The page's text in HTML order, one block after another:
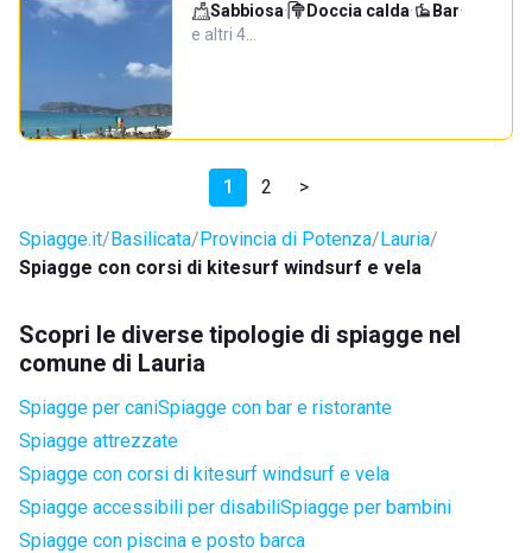
Sabbiosa· Doccia calda· Bar·
e altri 4…
1 2 >
Spiagge.it Basilicata Provincia di Potenza Lauria
Spiagge con corsi di kitesurf windsurf e vela
Scopri le diverse tipologie di spiagge nel
comune di Lauria
Spiagge per caniSpiagge con bar e ristorante
Spiagge attrezzate
Spiagge con corsi di kitesurf windsurf e vela
Spiagge accessibili per disabiliSpiagge per bambini
Spiagge con piscina e posto barca